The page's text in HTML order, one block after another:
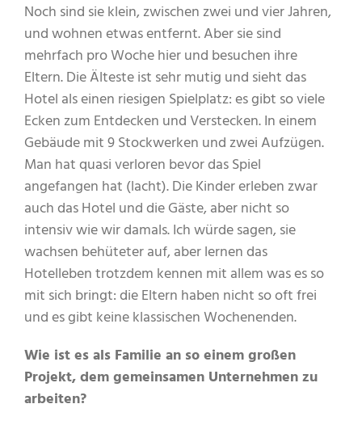
Noch sind sie klein, zwischen zwei und vier Jahren,
und wohnen etwas entfernt. Aber sie sind
mehrfach pro Woche hier und besuchen ihre
Eltern. Die Älteste ist sehr mutig und sieht das
Hotel als einen riesigen Spielplatz: es gibt so viele
Ecken zum Entdecken und Verstecken. In einem
Gebäude mit 9 Stockwerken und zwei Aufzügen.
Man hat quasi verloren bevor das Spiel
angefangen hat (lacht). Die Kinder erleben zwar
auch das Hotel und die Gäste, aber nicht so
intensiv wie wir damals. Ich würde sagen, sie
wachsen behüteter auf, aber lernen das
Hotelleben trotzdem kennen mit allem was es so
mit sich bringt: die Eltern haben nicht so oft frei
und es gibt keine klassischen Wochenenden.
Wie ist es als Familie an so einem großen
Projekt, dem gemeinsamen Unternehmen zu
arbeiten?